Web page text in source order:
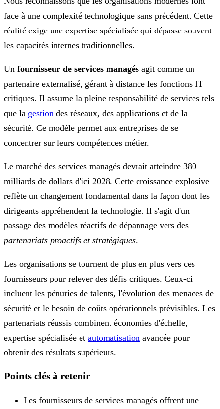
face à une complexité technologique sans précédent. Cette
réalité exige une expertise spécialisée qui dépasse souvent
les capacités internes traditionnelles.
Un fournisseur de services managés agit comme un
partenaire externalisé, gérant à distance les fonctions IT
critiques. Il assume la pleine responsabilité de services tels
que la gestion des réseaux, des applications et de la
sécurité. Ce modèle permet aux entreprises de se
concentrer sur leurs compétences métier.
Le marché des services managés devrait atteindre 380
milliards de dollars d'ici 2028. Cette croissance explosive
reflète un changement fondamental dans la façon dont les
dirigeants appréhendent la technologie. Il s'agit d'un
passage des modèles réactifs de dépannage vers des
partenariats proactifs et stratégiques.
Les organisations se tournent de plus en plus vers ces
fournisseurs pour relever des défis critiques. Ceux-ci
incluent les pénuries de talents, l'évolution des menaces de
sécurité et le besoin de coûts opérationnels prévisibles. Les
partenariats réussis combinent économies d'échelle,
expertise spécialisée et automatisation avancée pour
obtenir des résultats supérieurs.
Points clés à retenir
Les fournisseurs de services managés offrent une